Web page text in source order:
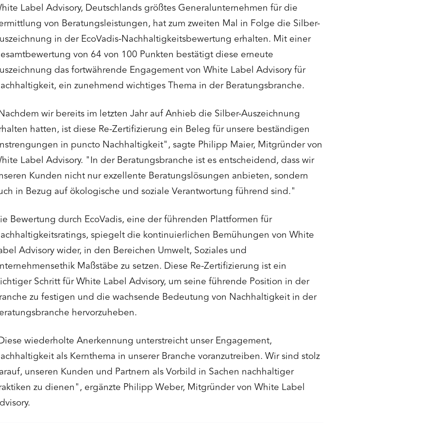
Label Advisory, Deutschlands größtes Generalunternehmen für die
von Beratungsleistungen, hat zum zweiten Mal in Folge die Silber-
in der EcoVadis-Nachhaltigkeitsbewertung erhalten. Mit einer
von 64 von 100 Punkten bestätigt diese erneute
das fortwährende Engagement von White Label Advisory für
ein zunehmend wichtiges Thema in der Beratungsbranche.
wir bereits im letzten Jahr auf Anhieb die Silber-Auszeichnung
hatten, ist diese Re-Zertifizierung ein Beleg für unsere beständigen
in puncto Nachhaltigkeit", sagte Philipp Maier, Mitgründer von
Label Advisory. "In der Beratungsbranche ist es entscheidend, dass wir
Kunden nicht nur exzellente Beratungslösungen anbieten, sondern
in Bezug auf ökologische und soziale Verantwortung führend sind."
Bewertung durch EcoVadis, eine der führenden Plattformen für
spiegelt die kontinuierlichen Bemühungen von White
Advisory wider, in den Bereichen Umwelt, Soziales und
Maßstäbe zu setzen. Diese Re-Zertifizierung ist ein
Schritt für White Label Advisory, um seine führende Position in der
zu festigen und die wachsende Bedeutung von Nachhaltigkeit in der
hervorzuheben.
wiederholte Anerkennung unterstreicht unser Engagement,
als Kernthema in unserer Branche voranzutreiben. Wir sind stolz
unseren Kunden und Partnern als Vorbild in Sachen nachhaltiger
zu dienen", ergänzte Philipp Weber, Mitgründer von White Label